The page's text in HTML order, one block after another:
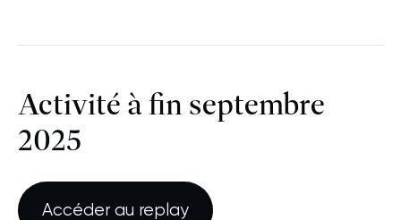
Activité à fin septembre
2025
Accéder au replay